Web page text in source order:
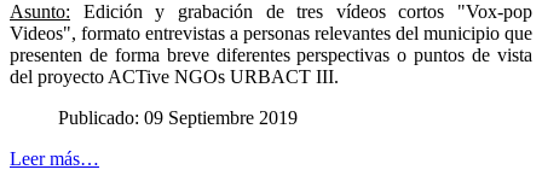
Asunto: Edición y grabación de tres vídeos cortos "Vox-pop
Videos", formato entrevistas a personas relevantes del municipio que
presenten de forma breve diferentes perspectivas o puntos de vista
del proyecto ACTive NGOs URBACT III.
Publicado: 09 Septiembre 2019
Leer más…